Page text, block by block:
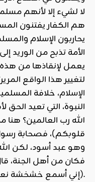
لا لشيء إلا لأنهم
هم الكفار يفتنون
يحاربون الإسلام
الأمة تذبح من الوريد
يعمل لإنقاذها من
لتغيير هذا الواقع
الإسلام، خلافة
النبوة، التي تعيد
الله رب العالمين؟
قلوبكم)، فصحابة
وهو عبد أسود، لكن
فكان من أهل الجنة،
(إني أسمع خشخشة نعليك في الجنة).